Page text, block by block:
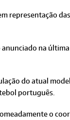
representação
na
do atual
português.
o